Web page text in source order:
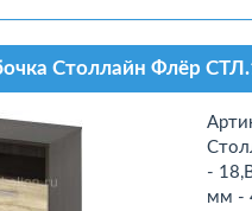
Столлайн Флёр
-
мм -